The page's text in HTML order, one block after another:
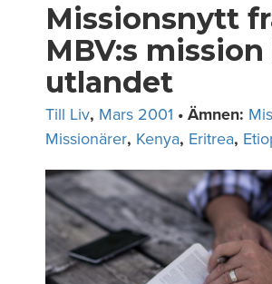
Missionsnytt
MBV:s mission
utlandet
Till Liv, Mars 2001 • Ämnen:
Missionärer, Kenya, Eritrea,